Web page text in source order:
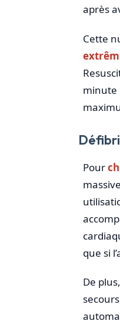
après
Cette
minute
Pour
que si
De